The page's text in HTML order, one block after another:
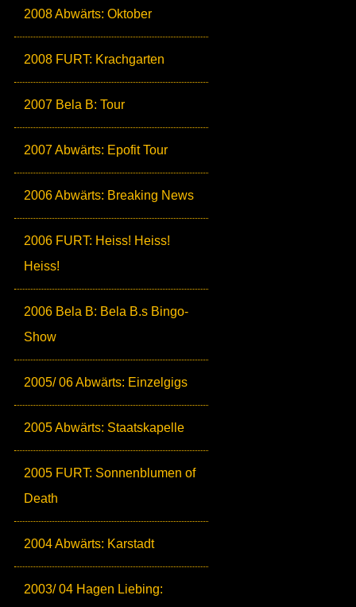
2008 Abwärts: Oktober
2008 FURT: Krachgarten
2007 Bela B: Tour
2007 Abwärts: Epofit Tour
2006 Abwärts: Breaking News
2006 FURT: Heiss! Heiss!
Heiss!
2006 Bela B: Bela B.s Bingo-
Show
2005/ 06 Abwärts: Einzelgigs
2005 Abwärts: Staatskapelle
2005 FURT: Sonnenblumen of
Death
2004 Abwärts: Karstadt
2003/ 04 Hagen Liebing: